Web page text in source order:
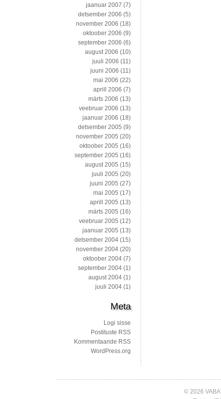
jaanuar 2007 (7)
detsember 2006 (5)
november 2006 (18)
oktoober 2006 (9)
september 2006 (6)
august 2006 (10)
juuli 2006 (11)
juuni 2006 (11)
mai 2006 (22)
aprill 2006 (7)
märts 2006 (13)
veebruar 2006 (13)
jaanuar 2006 (18)
detsember 2005 (9)
november 2005 (20)
oktoober 2005 (16)
september 2005 (16)
august 2005 (15)
juuli 2005 (20)
juuni 2005 (27)
mai 2005 (17)
aprill 2005 (13)
märts 2005 (16)
veebruar 2005 (12)
jaanuar 2005 (13)
detsember 2004 (15)
november 2004 (20)
oktoober 2004 (7)
september 2004 (1)
august 2004 (1)
juuli 2004 (1)
Meta
Logi sisse
Postituste RSS
Kommentaaride RSS
WordPress.org
© 2026